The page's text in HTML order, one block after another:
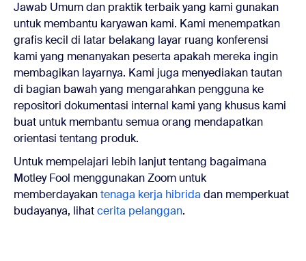
Jawab Umum dan praktik terbaik yang kami gunakan
untuk membantu karyawan kami. Kami menempatkan
grafis kecil di latar belakang layar ruang konferensi
kami yang menanyakan peserta apakah mereka ingin
membagikan layarnya. Kami juga menyediakan tautan
di bagian bawah yang mengarahkan pengguna ke
repositori dokumentasi internal kami yang khusus kami
buat untuk membantu semua orang mendapatkan
orientasi tentang produk.
Untuk mempelajari lebih lanjut tentang bagaimana
Motley Fool menggunakan Zoom untuk
memberdayakantenaga kerja hibrida dan memperkuat
budayanya, lihatcerita pelanggan.